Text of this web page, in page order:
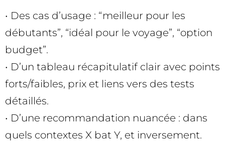
• Des cas d’usage : “meilleur pour les
débutants”, “idéal pour le voyage”, “option
budget”.
• D’un tableau récapitulatif clair avec points
forts/faibles, prix et liens vers des tests
détaillés.
• D’une recommandation nuancée : dans
quels contextes X bat Y, et inversement.